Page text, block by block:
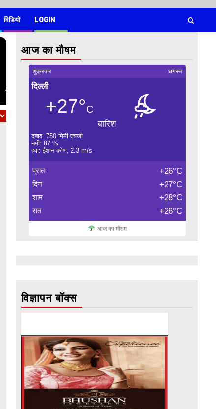
विडियो LOGIN
आज का मौषम
शुक्रवार अगस्त
दिल्ली
+27°C
बारिश
दबाव: 750 मिमी एचजी
नमी: 97 %
हवा: ईशान कोण, 2.3 m/s
प्रातः +26°C
दिन +27°C
शाम +28°C
रात +26°C
आज का मौसम
विज्ञापन बॉक्स